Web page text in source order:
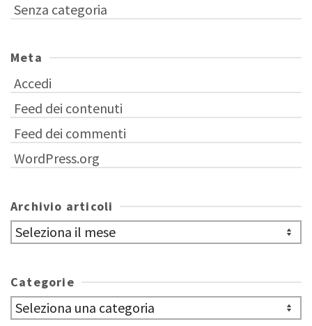
Senza categoria
Meta
Accedi
Feed dei contenuti
Feed dei commenti
WordPress.org
Archivio articoli
Archivio
articoli
Categorie
Categorie